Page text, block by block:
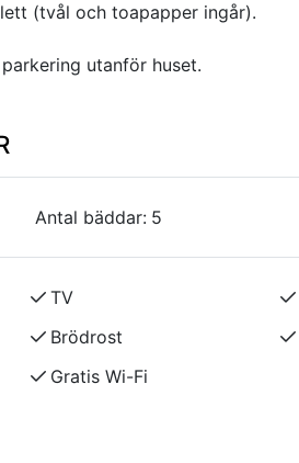
(tvål och toapapper ingår).
utanför huset.
Antal bäddar: 5
TV
Brödrost
Gratis Wi-Fi